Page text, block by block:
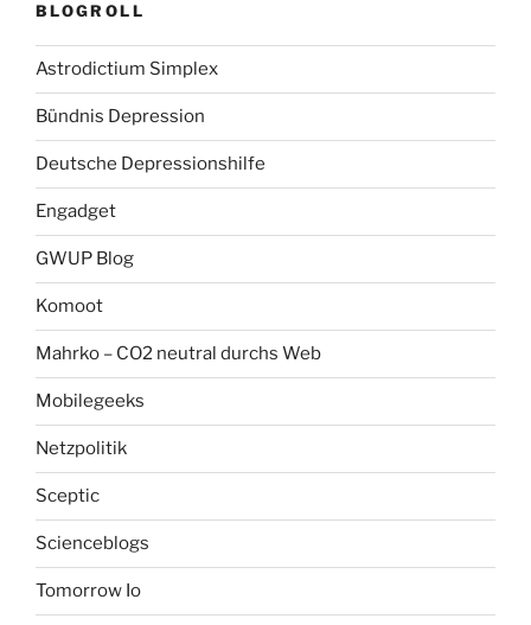
BLOGROLL
Astrodictium Simplex
Bündnis Depression
Deutsche Depressionshilfe
Engadget
GWUP Blog
Komoot
Mahrko – CO2 neutral durchs Web
Mobilegeeks
Netzpolitik
Sceptic
Scienceblogs
Tomorrow Io